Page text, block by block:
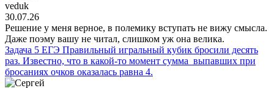
veduk
30.07.26
Решение у меня верное, в полемику вступать не вижу смысла.
Даже поэму вашу не читал, слишком уж она велика.
Задача 5 ЕГЭ Правильный игральный кубик бросили десять
раз. Известно, что в какой-то момент сумма выпавших при
бросаниях очков оказалась равна 4.